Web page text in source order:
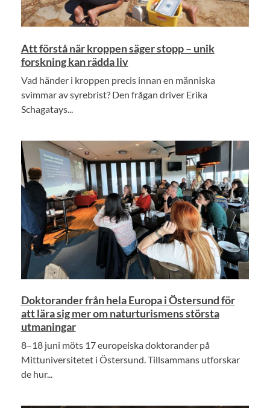
Att förstå när kroppen säger stopp – unik
forskning kan rädda liv
Vad händer i kroppen precis innan en människa
svimmar av syrebrist? Den frågan driver Erika
Schagatays...
Doktorander från hela Europa i Östersund för
att lära sig mer om naturturismens största
utmaningar
8–18 juni möts 17 europeiska doktorander på
Mittuniversitetet i Östersund. Tillsammans utforskar
de hur...